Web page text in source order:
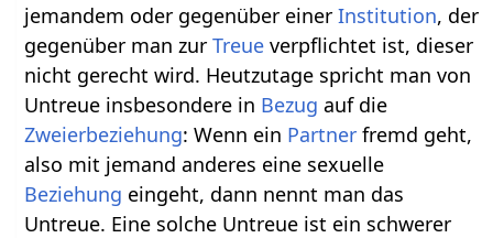
jemandem oder gegenüber einerInstitution, der
gegenüber man zurTreue verpflichtet ist, dieser
nicht gerecht wird. Heutzutage spricht man von
Untreue insbesondere in Bezug auf die
Zweierbeziehung: Wenn ein Partner fremd geht,
also mit jemand anderes eine sexuelle
Beziehung eingeht, dann nennt man das
Untreue. Eine solche Untreue ist ein schwerer